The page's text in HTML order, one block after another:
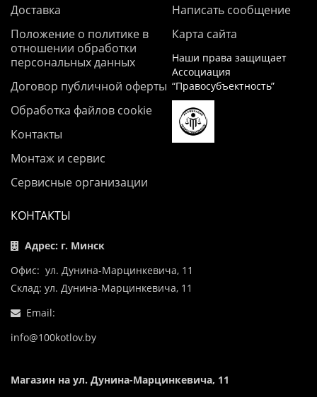
Доставка
Положение о политике в
отношении обработки
персональных данных
Договор публичной оферты
Обработка файлов cookie
Контакты
Монтаж и сервис
Сервисные организации
Написать сообщение
Карта сайта
Наши права защищает
Ассоциация
“Правосубъектность”
КОНТАКТЫ
Адрес: г. Минск
Офис: ул. Дунина-Марцинкевича, 11
Склад: ул. Дунина-Марцинкевича, 11
Email:
info@100kotlov.by
Магазин на ул. Дунина-Марцинкевича, 11